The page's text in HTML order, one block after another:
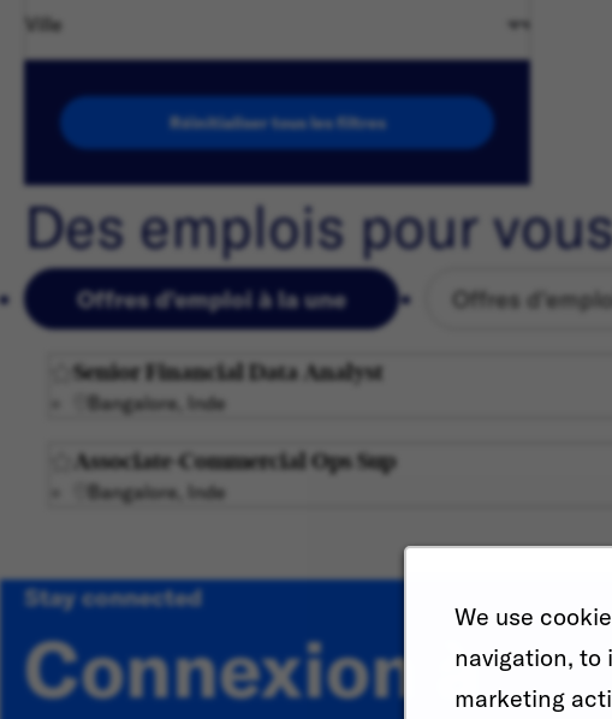
We use
navigation, to
marketing
Ville
Réinitialiser tous les filtres
Des emplois pour vous
Offres d'emploi à la une Offres
Senior Financial Data Analyst
Bangalore, Inde
Associate-Commercial Ops Sup
Bangalore, Inde
Stay connected
Connexion à